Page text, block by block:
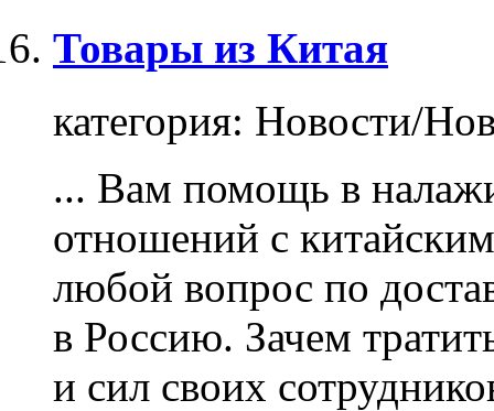
Товары из Китая
категория: Новости/
... Вам помощь в
отношений с
любой вопрос по
в Россию. Зачем
и сил своих